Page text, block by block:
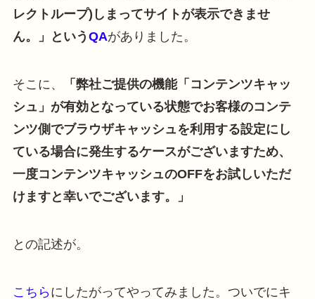
レクトループ)しまってサイトが表示できませ
ん。」という QAがありました。
そこに、
「弊社ご提供の機能「コンテンツキャッ
シュ」が有効となっている状態でお客様のコンテ
ンツ側でブラウザキャッシュを利用する設定にし
ている場合に発生するケースがございますため、
一度コンテンツキャッシュのOFFをお試しいただ
けますと幸いでございます。」
との記述が。
こちらにしたがってやってみました。ついでにキ